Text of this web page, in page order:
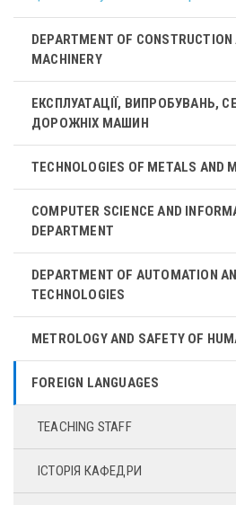
DEPARTMENT OF
MACHINERY
ЕКСПЛУАТАЦІЇ, ВИПРОБУВАНЬ,
ДОРОЖНІХ МАШИН
TECHNOLOGIES OF METALS AND
COMPUTER SCIENCE AND
DEPARTMENT
DEPARTMENT OF AUTOMATION
TECHNOLOGIES
METROLOGY AND SAFETY OF
FOREIGN LANGUAGES
TEACHING STAFF
ІСТОРІЯ КАФЕДРИ